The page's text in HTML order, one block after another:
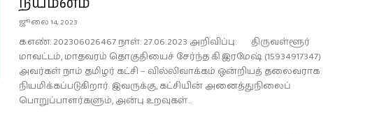
ஜூலை 14, 2023
க.எண்: 202306026467 நாள்: 27.06.2023 அறிவிப்பு: திருவள்ளூர்
மாவட்டம், மாதவரம் தொகுதியைச் சேர்ந்த கி.இரமேஷ் (15934917347)
அவர்கள் நாம் தமிழர் கட்சி – வில்லிவாக்கம் ஒன்றியத் தலைவராக
நியமிக்கப்படுகிறார். இவருக்கு, கட்சியின் அனைத்துநிலைப்
பொறுப்பாளர்களும், அன்பு உறவுகள்...